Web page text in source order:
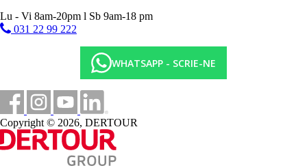
Lu - Vi 8am-20pm l Sb 9am-18 pm
031 22 99 222
WHATSAPP - SCRIE-NE
Copyright © 2026, DERTOUR